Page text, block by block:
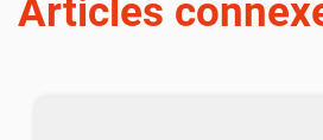
Articles